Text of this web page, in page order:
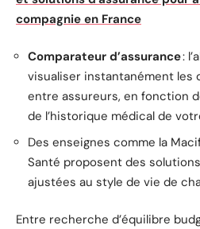
compagnie en France
Comparateur d’assurance:
visualiser instantanément les
entre assureurs, en fonction
de l’historique médical de
Des enseignes comme la
Santé proposent des
ajustées au style de vie de
Entre recherche d’équilibre